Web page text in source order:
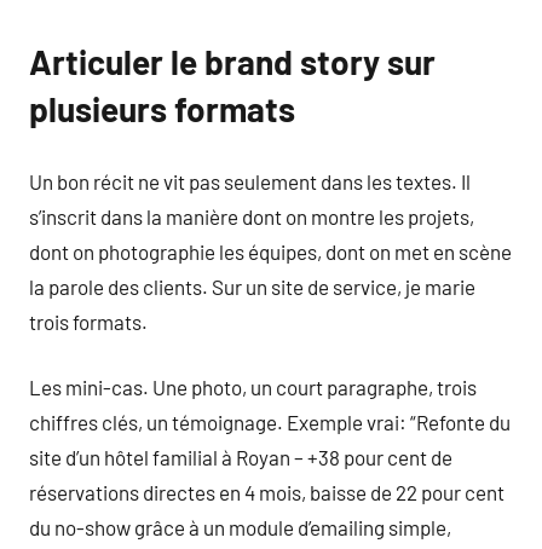
Articuler le brand story sur
plusieurs formats
Un bon récit ne vit pas seulement dans les textes. Il
s’inscrit dans la manière dont on montre les projets,
dont on photographie les équipes, dont on met en scène
la parole des clients. Sur un site de service, je marie
trois formats.
Les mini-cas. Une photo, un court paragraphe, trois
chiffres clés, un témoignage. Exemple vrai: “Refonte du
site d’un hôtel familial à Royan – +38 pour cent de
réservations directes en 4 mois, baisse de 22 pour cent
du no-show grâce à un module d’emailing simple,